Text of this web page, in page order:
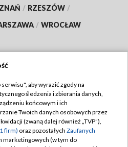
/ RZESZÓW /
/ WROCŁAW
TVP
TVP
prywatności
aby wyrazić zgody na
śledzenia i zbierania danych,
końcowym i ich
Twoich danych osobowych przez
(zwaną dalej również „TVP”),
firm) oraz pozostałych Zaufanych
marketingowych (w tym do